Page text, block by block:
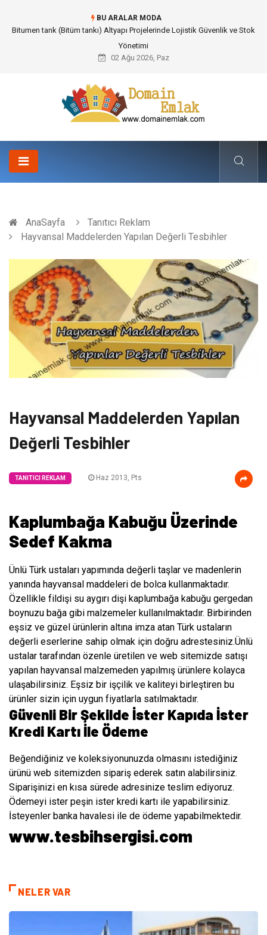
BU ARALAR MODA
Bitumen tank (Bitüm tankı) Altyapı Projelerinde Lojistik Güvenlik ve Stok
Yönetimi
02 Ağu 2026, Paz
AnaSayfa
Tanıtıcı Reklam
Hayvansal Maddelerden Yapılan Değerli Tesbihler
Hayvansal Maddelerden Yapılan
Değerli Tesbihler
TANITICI REKLAM Haz 2013, Pts
Kaplumbağa Kabuğu Üzerinde
Sedef Kakma
Ünlü Türk ustaları yapımında değerli taşlar ve madenlerin
yanında hayvansal maddeleri de bolca kullanmaktadır.
Özellikle fildişi su aygırı dişi kaplumbağa kabuğu gergedan
boynuzu bağa gibi malzemeler kullanılmaktadır. Birbirinden
eşsiz ve güzel ürünlerin altına imza atan Türk ustaların
değerli eserlerine sahip olmak için doğru adrestesiniz.Ünlü
ustalar tarafından özenle üretilen ve web sitemizde satışı
yapılan hayvansal malzemeden yapılmış ürünlere kolayca
ulaşabilirsiniz. Eşsiz bir işçilik ve kaliteyi birleştiren bu
ürünler sizin için uygun fiyatlarla satılmaktadır.
Güvenli Bir Şekilde İster Kapıda İster
Kredi Kartı İle Ödeme
Beğendiğiniz ve koleksiyonunuzda olmasını istediğiniz
ürünü web sitemizden sipariş ederek satın alabilirsiniz.
Siparişinizi en kısa sürede adresinize teslim ediyoruz.
Ödemeyi ister peşin ister kredi kartı ile yapabilirsiniz.
İsteyenler banka havalesi ile de ödeme yapabilmektedir.
www.tesbihsergisi.com
NELER VAR